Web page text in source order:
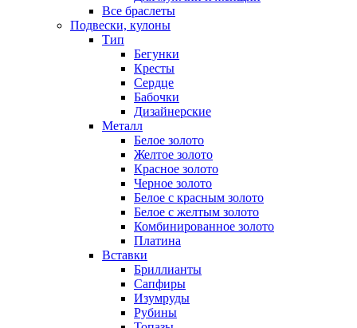
Все браслеты
Подвески, кулоны
Тип
Бегунки
Кресты
Сердце
Бабочки
Дизайнерские
Металл
Белое золото
Желтое золото
Красное золото
Черное золото
Белое с красным золото
Белое с желтым золото
Комбинированное золото
Платина
Вставки
Бриллианты
Сапфиры
Изумруды
Рубины